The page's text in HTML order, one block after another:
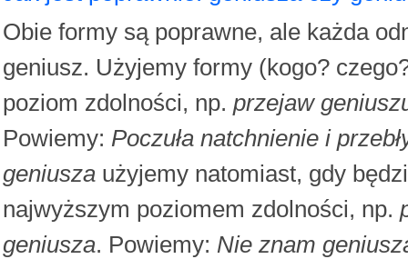
Obie formy są poprawne, ale każda
geniusz. Użyjemy formy (kogo?
poziom zdolności, np. przejaw
Powiemy: Poczuła natchnienie i
geniusza użyjemy natomiast, gdy
najwyższym poziomem zdolności, np.
geniusza. Powiemy: Nie znam